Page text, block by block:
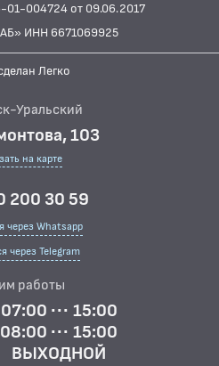
004724 от 09.06.2017
ИНН 6671069925
Легко
Уральский
103
на карте
200 30 59
через Whatsapp
через Telegram
работы
07:00 ··· 15:00
08:00 ··· 15:00
ВЫХОДНОЙ